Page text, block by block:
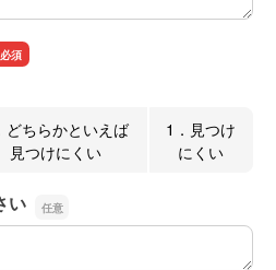
どちらかといえば
見つけにくい
1．見つけ
にくい
い